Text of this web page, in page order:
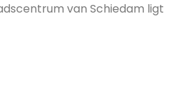
van Schiedam ligt